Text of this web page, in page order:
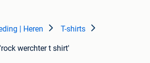
| Heren T-shirts
werchter t shirt'